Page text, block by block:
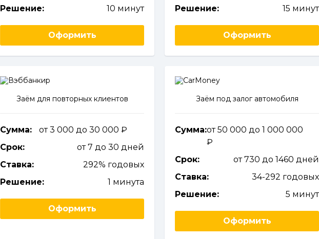
Решение:
10 минут
Оформить
Решение:
15 минут
Оформить
Заём для повторных клиентов
Сумма:
от 3 000 до 30 000
Срок:
от 7 до 30 дней
Ставка:
292% годовых
Решение:
1 минута
Оформить
Заём под залог автомобиля
Сумма:от 50 000 до 1 000 000
Срок:
от 730 до 1460 дней
Ставка:
34-292 годовых
Решение:
5 минут
Оформить